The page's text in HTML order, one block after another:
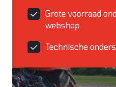
Grote voorraad
webshop
Technische